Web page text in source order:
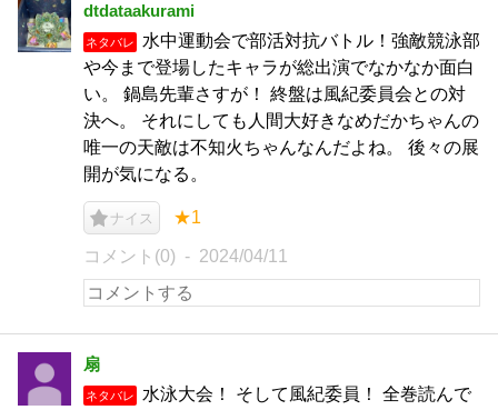
dtdataakurami
ネタバレ
水中運動会で部活対抗バトル！強敵競泳部
や今まで登場したキャラが総出演でなかなか面白
い。 鍋島先輩さすが！ 終盤は風紀委員会との対
決へ。 それにしても人間大好きなめだかちゃんの
唯一の天敵は不知火ちゃんなんだよね。 後々の展
開が気になる。
ナイス ★1
コメント(0) 2024/04/11
扇
ネタバレ
水泳大会！ そして風紀委員！ 全巻読んで